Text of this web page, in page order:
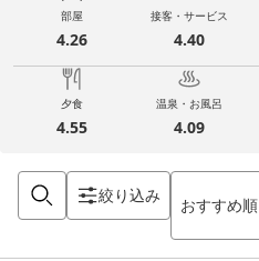
部屋
4.26
接客・サービス
4.40
夕食
4.55
温泉・お風呂
4.09
絞り込み おすすめ順